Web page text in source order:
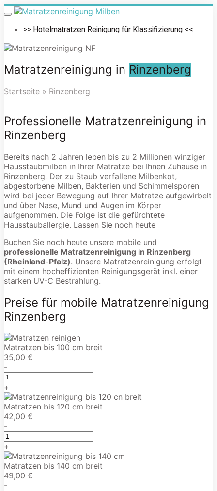
Skip
to
main
Toggle
navigation>> Hotelmatratzen Reinigung für Klassifizierung <<
Matratzenreinigung in Rinzenberg
Startseite » Rinzenberg
Professionelle Matratzenreinigung in
Rinzenberg
Bereits nach 2 Jahren leben bis zu 2 Millionen winziger
Hausstaubmilben in Ihrer Matratze bei Ihnen Zuhause in
Rinzenberg. Der zu Staub verfallene Milbenkot,
abgestorbene Milben, Bakterien und Schimmelsporen
wird bei jeder Bewegung auf Ihrer Matratze aufgewirbelt
und über Nase, Mund und Augen im Körper
aufgenommen. Die Folge ist die gefürchtete
Hausstauballergie. Lassen Sie noch heute
Buchen Sie noch heute unsere mobile und
professionelle Matratzenreinigung in Rinzenberg
(Rheinland-Pfalz). Unsere Matratzenreinigung erfolgt
mit einem hocheffizienten Reinigungsgerät inkl. einer
starken UV-C Bestrahlung.
Preise für mobile Matratzenreinigung
Rinzenberg
Matratzen bis 100 cm breit
35,00 €
-
+
Matratzen bis 120 cm breit
42,00 €
-
+
Matratzen bis 140 cm breit
49,00 €
-